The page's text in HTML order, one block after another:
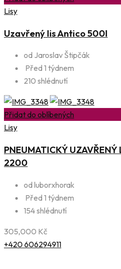
Lisy
Uzavřený lis Antico 500l
od Jaroslav Štipčák
Před 1 týdnem
210 shlédnutí
Přidat do oblíbených
Lisy
PNEUMATICKÝ
2200
od luborxhorak
Před 1 týdnem
154 shlédnutí
305,000 Kč
+420 606294911